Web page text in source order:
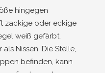
hingegen
zackige oder eckige
weiß gefärbt.
Nissen. Die Stelle,
befinden, kann